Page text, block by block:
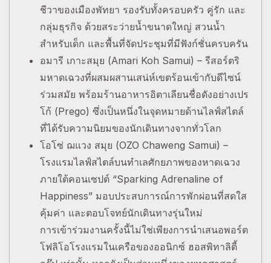
ชีวาของเมืองพัทยา รองรับทั้งครอบครัว คู่รัก และ
กลุ่มธุรกิจ ด้วยสระว่ายน้ำขนาดใหญ่ สวนน้ำ
สำหรับเด็ก และพื้นที่จัดประชุมที่มีฟังก์ชั่นครบครัน
อมารี เกาะสมุย (Amari Koh Samui) – รีสอร์ตริ
มหาดเฉวงที่ผสมผสานเสน่ห์เขตร้อนเข้ากับดีไซน์
ร่วมสมัย พร้อมร้านอาหารอิตาเลียนชื่อดังอย่างเปร
โก้ (Prego) ซึ่งเป็นหนึ่งในจุดหมายด้านไลฟ์สไตล์
ที่ได้รับความนิยมของนักเดินทางจากทั่วโลก
โอโซ่ ฌแวง สมุย (OZO Chaweng Samui) –
โรงแรมไลฟ์สไตล์บนทำเลศักยภาพของหาดเฉวง
ภายใต้คอนเซปต์ “Sparking Adrenaline of
Happiness” มอบประสบการณ์การพักผ่อนที่สดใส
คุ้มค่า และตอบโจทย์นักเดินทางรุ่นใหม่
การเข้าร่วมงานครั้งนี้ไม่ใช่เพียงการนำเสนอพอร์ต
โฟลิโอโรงแรมในเครือของออนิกซ์ ฮอสพิทาลิตี้